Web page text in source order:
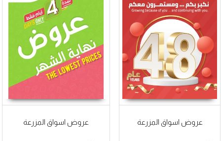
عروض اسواق المزرعة عروض اسواق المزرعة